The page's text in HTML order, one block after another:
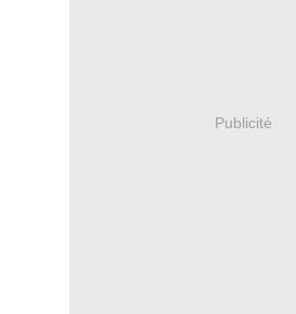
Publicité